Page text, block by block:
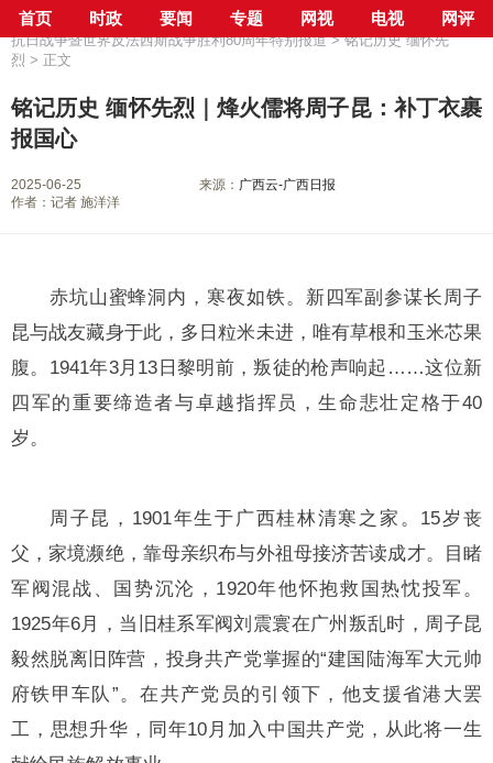
首页 时政 要闻 专题 网视 电视 网评
当前位置： 首页> 专栏>传承红色基因 凝聚复兴力量——纪念中国人民
抗日战争暨世界反法西斯战争胜利80周年特别报道>铭记历史 缅怀先
烈 > 正文
铭记历史 缅怀先烈｜烽火儒将周子昆：补丁衣裹
报国心
2025-06-25 来源： 广西云-广西日报
作者：记者 施洋洋
赤坑山蜜蜂洞内，寒夜如铁。新四军副参谋长周子
昆与战友藏身于此，多日粒米未进，唯有草根和玉米芯果
腹。1941年3月13日黎明前，叛徒的枪声响起……这位新
四军的重要缔造者与卓越指挥员，生命悲壮定格于40
岁。
周子昆，1901年生于广西桂林清寒之家。15岁丧
父，家境濒绝，靠母亲织布与外祖母接济苦读成才。目睹
军阀混战、国势沉沦，1920年他怀抱救国热忱投军。
1925年6月，当旧桂系军阀刘震寰在广州叛乱时，周子昆
毅然脱离旧阵营，投身共产党掌握的“建国陆海军大元帅
府铁甲车队”。在共产党员的引领下，他支援省港大罢
工，思想升华，同年10月加入中国共产党，从此将一生